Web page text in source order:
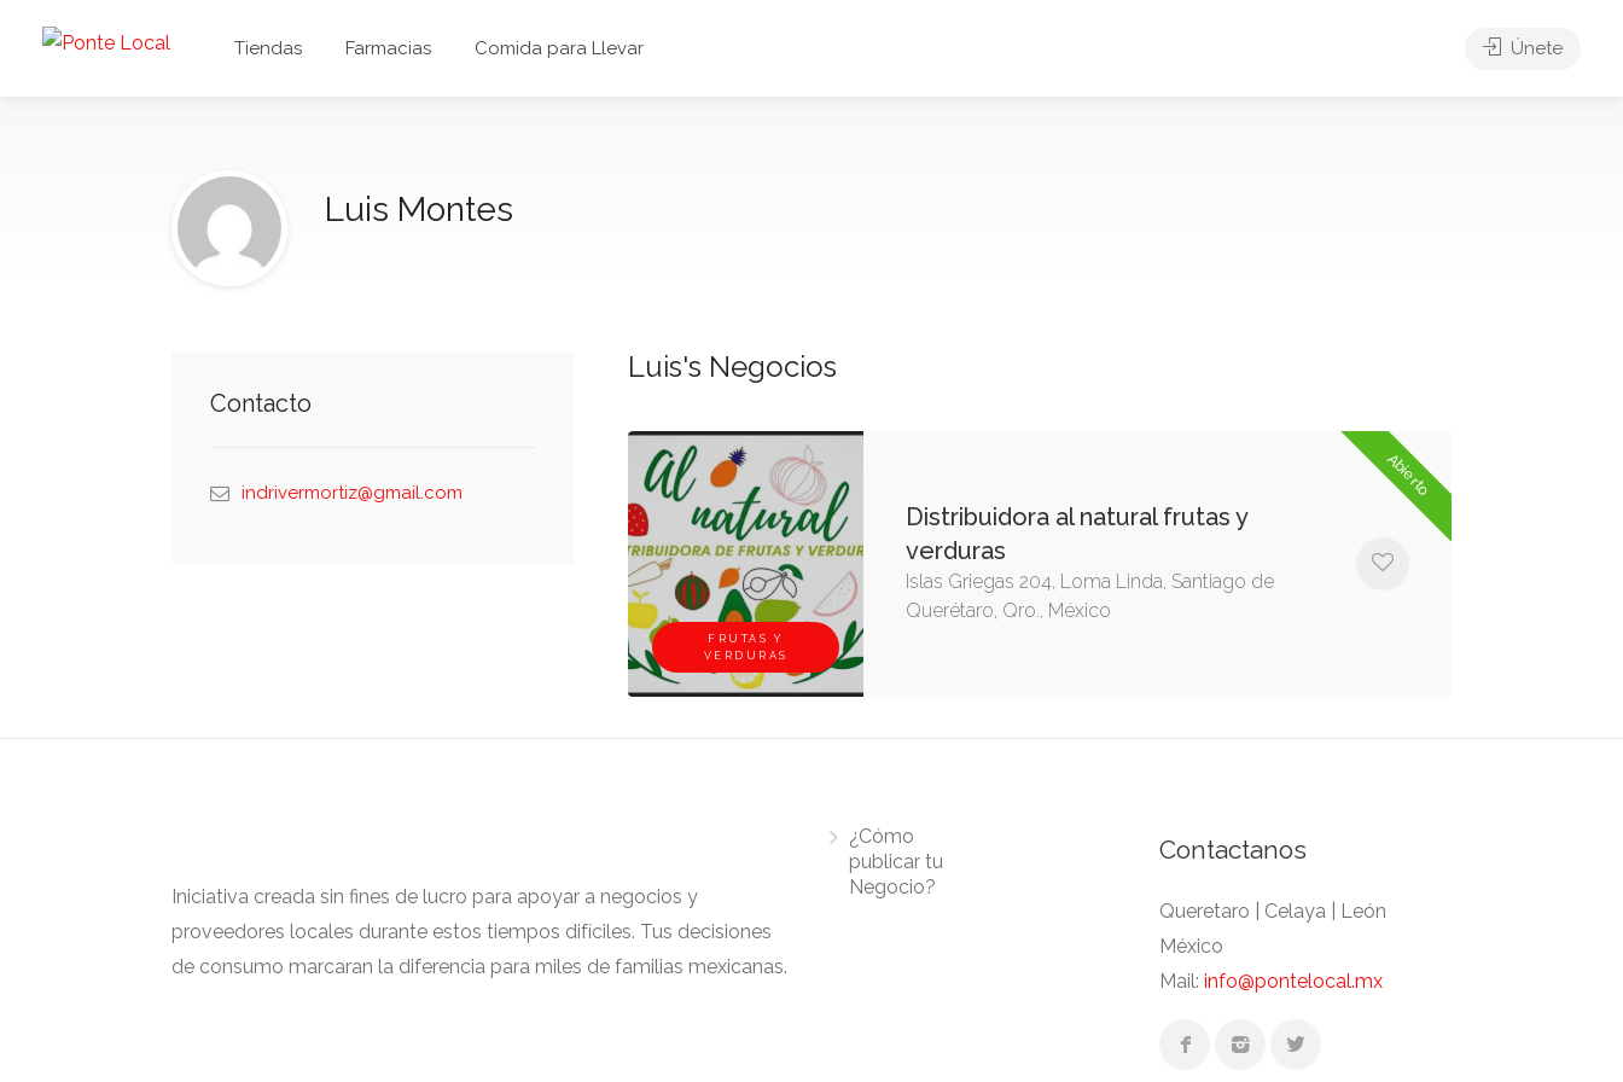
Tiendas Farmacias Comida para Llevar Únete
Luis Montes
Contacto
indrivermortiz@gmail.com
Luis's Negocios
FRUTAS Y
VERDURAS
Abierto
Distribuidora al natural frutas y
verduras
Islas Griegas 204, Loma Linda, Santiago de
Querétaro, Qro., México
Iniciativa creada sin fines de lucro para apoyar a negocios y
proveedores locales durante estos tiempos difíciles. Tus decisiones
de consumo marcaran la diferencia para miles de familias mexicanas.
¿Cómo
publicar tu
Negocio?
Contactanos
Queretaro | Celaya | León
México
Mail: info@pontelocal.mx